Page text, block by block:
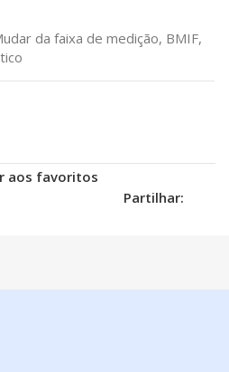
da faixa de medição, BMIF,
aos favoritos
Partilhar: